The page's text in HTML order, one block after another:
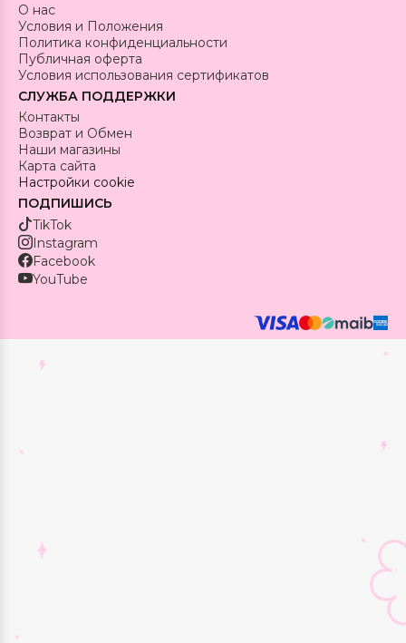
О нас
Условия и Положения
Политика конфиденциальности
Публичная оферта
Условия использования сертификатов
СЛУЖБА ПОДДЕРЖКИ
Контакты
Возврат и Обмен
Наши магазины
Карта сайта
Настройки cookie
ПОДПИШИСЬ
TikTok
Instagram
Facebook
YouTube